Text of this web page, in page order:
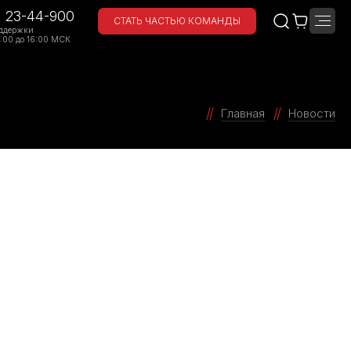
23-44-900
до 16:00 МСК
СТАТЬ ЧАСТЬЮ КОМАНДЫ
Главная Новости